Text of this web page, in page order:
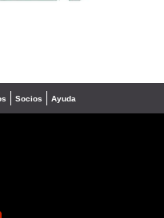
Socios Ayuda